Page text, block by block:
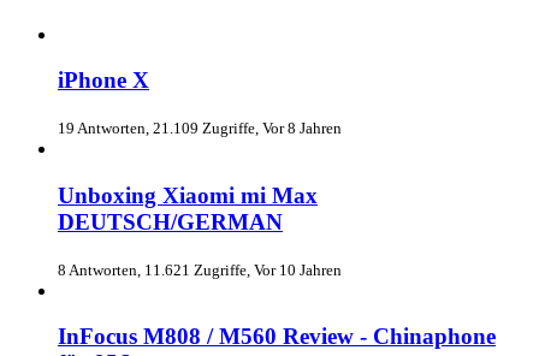
iPhone X
19 Antworten, 21.109 Zugriffe, Vor 8 Jahren
Unboxing Xiaomi mi Max
DEUTSCH/GERMAN
8 Antworten, 11.621 Zugriffe, Vor 10 Jahren
InFocus M808 / M560 Review - Chinaphone